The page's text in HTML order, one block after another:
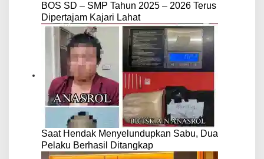
BOS SD – SMP Tahun 2025 – 2026 Terus
Dipertajam Kajari Lahat
Saat Hendak Menyelundupkan Sabu, Dua
Pelaku Berhasil Ditangkap